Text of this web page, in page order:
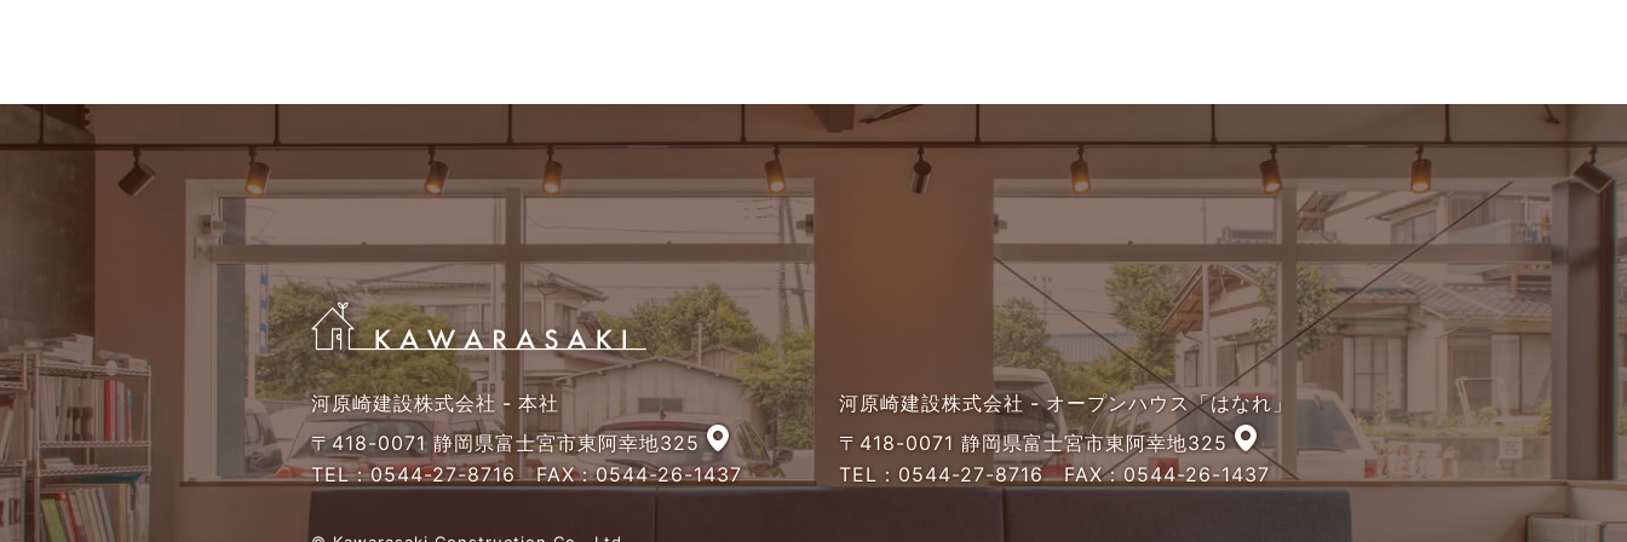
河原崎建設株式会社 - 本社
〒418-0071 静岡県富士宮市東阿幸地325
TEL：0544-27-8716FAX：0544-26-1437
河原崎建設株式会社 - オープンハウス「はなれ」
〒418-0071 静岡県富士宮市東阿幸地325
TEL： 0544-27-8716FAX：0544-26-1437